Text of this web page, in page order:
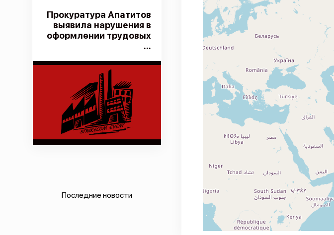
Прокуратура Апатитов
выявила нарушения в
оформлении трудовых
...
Последние новости